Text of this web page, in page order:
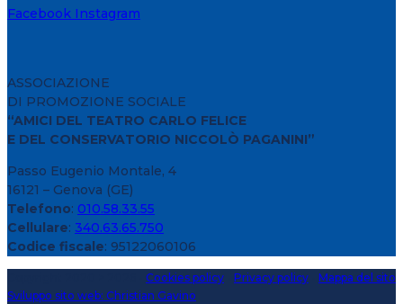
Facebook Instagram
ASSOCIAZIONE
DI PROMOZIONE SOCIALE
“AMICI DEL TEATRO CARLO FELICE
E DEL CONSERVATORIO NICCOLÒ PAGANINI”
Passo Eugenio Montale, 4
16121 – Genova (GE)
Telefono: 010.58.33.55
Cellulare: 340.63.65.750
Codice fiscale: 95122060106
Cookies policy Privacy policy
Mappa del sito
Sviluppo sito web: Christian Gavino